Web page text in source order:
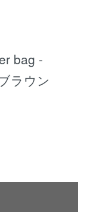
bag -
ラウン